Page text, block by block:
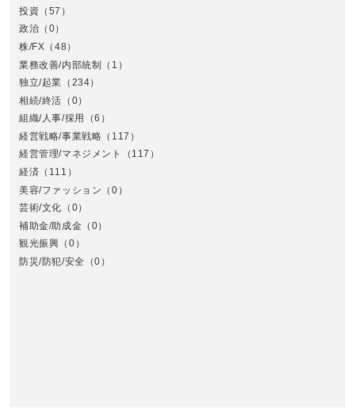
投資 （57）
政治 （0）
株/FX （48）
業務改善/内部統制 （1）
独立/起業 （234）
相続/終活 （0）
組織/人事/採用
（6）
経営戦略/事業戦略 （117）
経営管理/マネジメント
（117）
経済 （111）
美容/ファッション （0）
芸術/文化 （0）
補助金/助成金 （0）
観光振興 （0）
防災/防犯/安全
（0）